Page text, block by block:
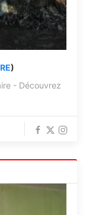
)
- Découvrez